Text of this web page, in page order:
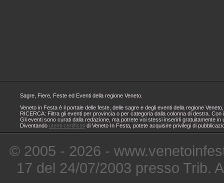
Sagre, Fiere, Feste ed Eventi della regione Veneto.
Veneto in Festa è il portale delle feste, delle sagre e degli eventi della regione
RICERCA: Filtra gli eventi per provincia o per categoria dalla colonna di destra.
Gli eventi sono curati dalla redazione, ma potrete voi stessi inserirli gratuitamente
Diventando utenti certificati di Veneto In Festa, potete acquisire privilegi di
© 2005 - 2026 -
17 del 24/07/2003 presso Trib.